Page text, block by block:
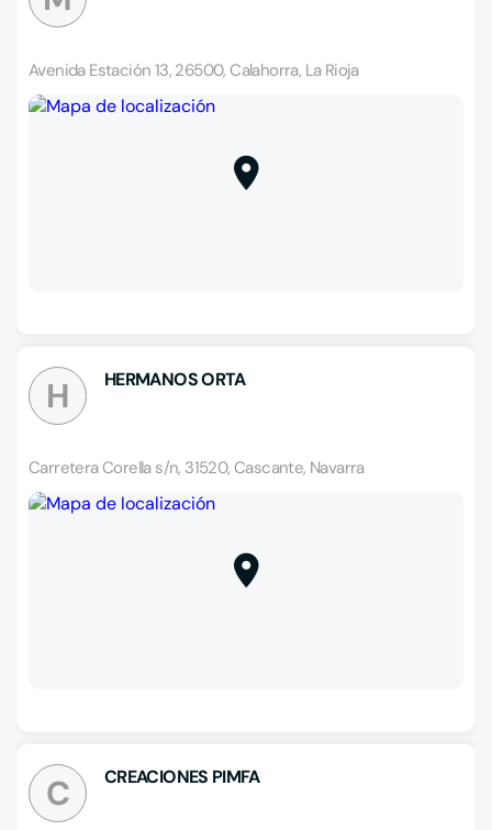
Avenida Estación 13, 26500, Calahorra, La Rioja
H HERMANOS ORTA
Carretera Corella s/n, 31520, Cascante, Navarra
C CREACIONES PIMFA